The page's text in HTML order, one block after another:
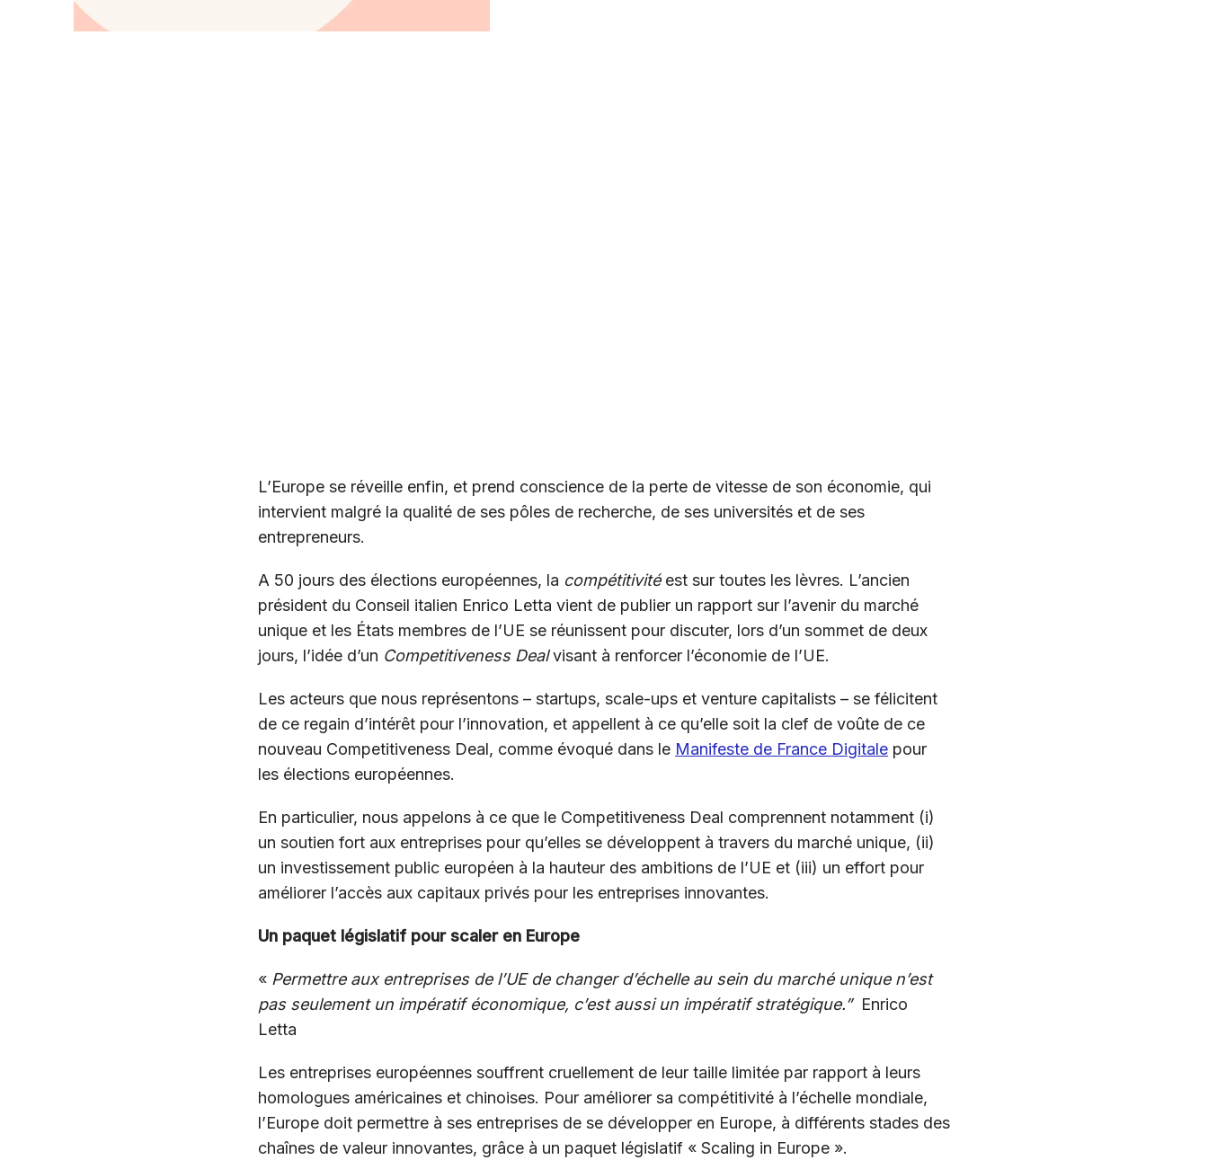
L’Europe se réveille enfin, et prend conscience de la perte de vitesse de son économie, qui
intervient malgré la qualité de ses pôles de recherche, de ses universités et de ses
entrepreneurs.
A 50 jours des élections européennes, la compétitivitéest sur toutes les lèvres. L’ancien
président du Conseil italien Enrico Letta vient de publier un rapport sur l’avenir du marché
unique et les États membres de l’UE se réunissent pour discuter, lors d’un sommet de deux
jours, l’idée d’un Competitiveness Dealvisant à renforcer l’économie de l’UE.
Les acteurs que nous représentons – startups, scale-ups et venture capitalists – se félicitent
de ce regain d’intérêt pour l’innovation, et appellent à ce qu’elle soit la clef de voûte de ce
nouveau Competitiveness Deal, comme évoqué dans le Manifeste de France Digitale pour
les élections européennes.
En particulier, nous appelons à ce que le Competitiveness Deal comprennent notamment (i)
un soutien fort aux entreprises pour qu’elles se développent à travers du marché unique, (ii)
un investissement public européen à la hauteur des ambitions de l’UE et (iii) un effort pour
améliorer l’accès aux capitaux privés pour les entreprises innovantes.
Un paquet législatif pour scaler en Europe
« Permettre aux entreprises de l’UE de changer d’échelle au sein du marché unique n’est
pas seulement un impératif économique, c’est aussi un impératif stratégique.” Enrico
Letta
Les entreprises européennes souffrent cruellement de leur taille limitée par rapport à leurs
homologues américaines et chinoises. Pour améliorer sa compétitivité à l’échelle mondiale,
l’Europe doit permettre à ses entreprises de se développer en Europe, à différents stades des
chaînes de valeur innovantes, grâce à un paquet législatif « Scaling in Europe ».